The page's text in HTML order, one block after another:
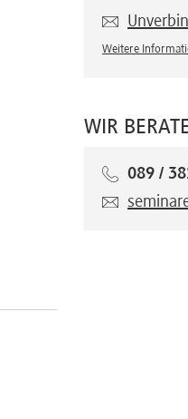
Weitere
WIR
089 /